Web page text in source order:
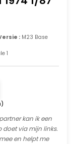
:M23 Base
1
kan ik een
via mijn links.
en helpt me